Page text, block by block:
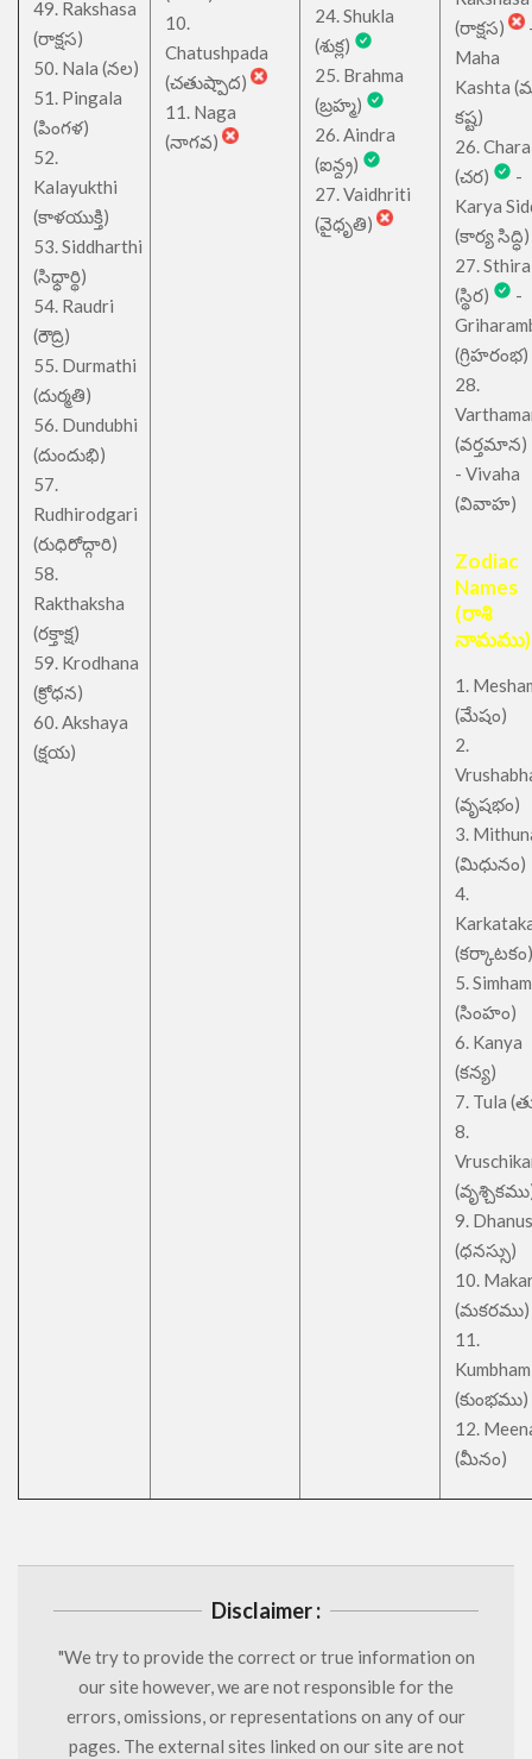
49. Rakshasa
(రాక్షస)
50. Nala (నల)
51. Pingala
(పింగళ)
52.
Kalayukthi
(కాళయుక్తి)
53. Siddharthi
(సిధ్ధార్థి)
54. Raudri
(రౌద్రి)
55. Durmathi
(దుర్మతి)
56. Dundubhi
(దుందుభి)
57.
Rudhirodgari
(రుధిరోద్గారి)
58.
Rakthaksha
(రక్తాక్ష)
59. Krodhana
(క్రోధన)
60. Akshaya
(క్షయ)
10.
Chatushpada
(చతుష్పాద)
11. Naga
(నాగవ)
24. Shukla
(శుక్ల)
25. Brahma
(బ్రహ్మ)
26. Aindra
(ఐన్ద్ర)
27. Vaidhriti
(వైధృతి)
(రాక్షస)
Maha
Kashta
కష్ట)
26. Chara
(చర)
-
Karya
(కార్య సిద్ధి)
27. Sthira
(స్థిర)
-
(గ్రిహరంభ)
28.
(వర్తమాన)
- Vivaha
(వివాహ)
Zodiac
Names
(రాశి
నామము)
1.
(మేషం)
2.
(వృషభం)
3.
(మిధునం)
4.
(కర్కాటకం)
5. Simham
(సింహం)
6. Kanya
(కన్య)
7. Tula
8.
9.
(ధనస్సు)
10.
(మకరము)
11.
Kumbham
(కుంభము)
12.
(మీనం)
Disclaimer :
"We try to provide the correct or true information on
our site however, we are not responsible for the
errors, omissions, or representations on any of our
pages. The external sites linked on our site are not